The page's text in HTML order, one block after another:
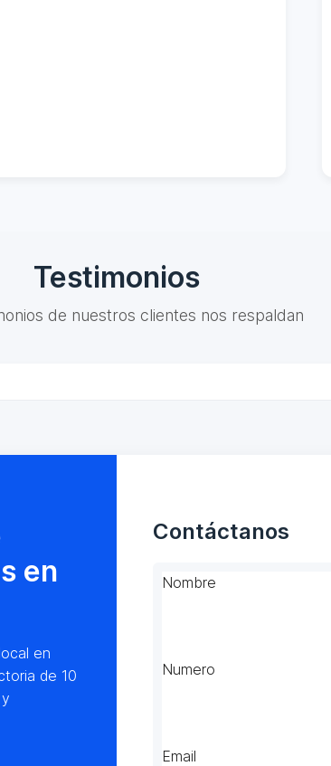
Testimonios
de nuestros clientes nos respaldan
en
en
de 10
Contáctanos
Nombre
Numero
Email